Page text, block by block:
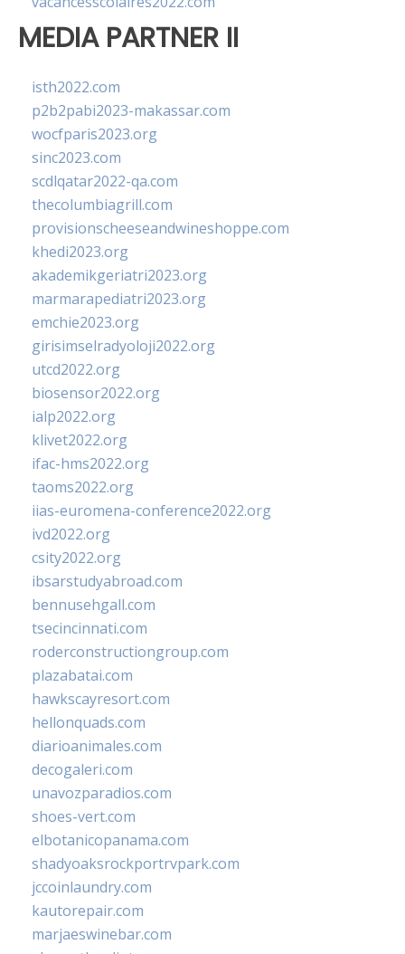
MEDIA PARTNER II
isth2022.com
p2b2pabi2023-makassar.com
wocfparis2023.org
sinc2023.com
scdlqatar2022-qa.com
thecolumbiagrill.com
provisionscheeseandwineshoppe.com
khedi2023.org
akademikgeriatri2023.org
marmarapediatri2023.org
emchie2023.org
girisimselradyoloji2022.org
utcd2022.org
biosensor2022.org
ialp2022.org
klivet2022.org
ifac-hms2022.org
taoms2022.org
iias-euromena-conference2022.org
ivd2022.org
csity2022.org
ibsarstudyabroad.com
bennusehgall.com
tsecincinnati.com
roderconstructiongroup.com
plazabatai.com
hawkscayresort.com
hellonquads.com
diarioanimales.com
decogaleri.com
unavozparadios.com
shoes-vert.com
elbotanicopanama.com
shadyoaksrockportrvpark.com
jccoinlaundry.com
kautorepair.com
marjaeswinebar.com